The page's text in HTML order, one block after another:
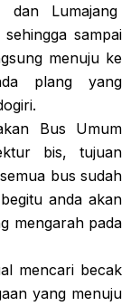
dan Lumajang
sampai
menuju ke
plang yang
Bus Umum
bis, tujuan
bus sudah
anda akan
mengarah pada
mencari becak
yang menuju